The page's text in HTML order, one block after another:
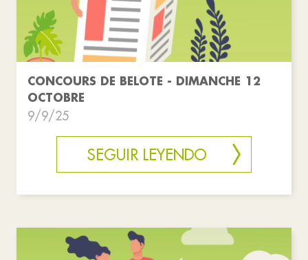
CONCOURS DE BELOTE - DIMANCHE 12
OCTOBRE
9/9/25
SEGUIR LEYENDO